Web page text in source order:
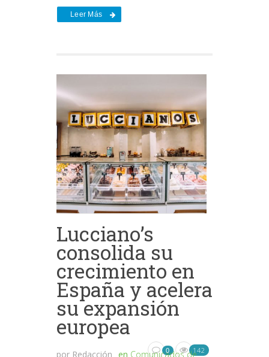
Leer Más
Lucciano’s
consolida su
crecimiento en
España y acelera
su expansión
europea
por Redacción en Comunicados de
0 142